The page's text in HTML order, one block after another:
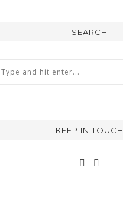
SEARCH
KEEP IN TOUCH